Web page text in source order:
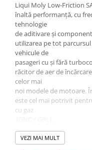
Accesorii electronice
Camere Auto DVR
Senzori de Parcare
Testere si diagnoza auto
Odorizante Auto
Parfum Original
Parfum Auto
Liqui Moly Low-Friction
înaltă performanță, cu
tehnologie
de aditivare și
utilizarea pe tot
vehicule de
pasageri cu și fără
răcitor de aer de
celor mai
noi modele de motoare.
este cel mai potrivit
cu gaz
Proprietăți
- economisește
VEZI MAI MULT